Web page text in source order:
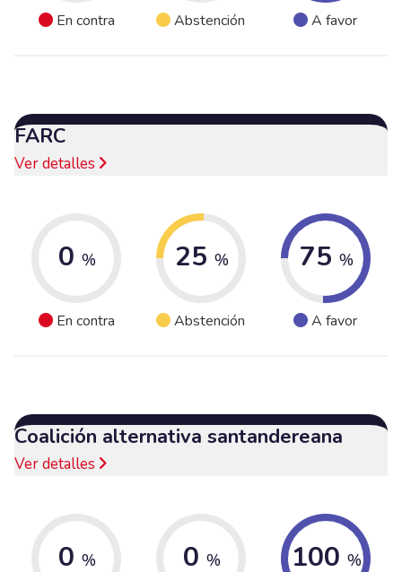
En contra Abstención A favor
FARC
Ver detalles
0 %
En contra
25 %
Abstención
75 %
A favor
Coalición alternativa santandereana
Ver detalles
0 % 0 % 100 %